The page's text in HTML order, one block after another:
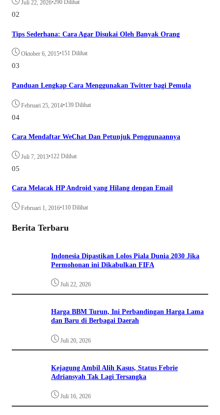
Juli 22, 2026•290 Dilihat
02
Tips Sederhana: Cara Agar Disukai Oleh Banyak Orang
Oktober 6, 2015•151 Dilihat
03
Panduan Lengkap Cara Menggunakan Twitter bagi Pemula
Februari 25, 2014•139 Dilihat
04
Cara Mendaftar WeChat Dan Petunjuk Penggunaannya
Juli 7, 2013•122 Dilihat
05
Cara Melacak HP Android yang Hilang dengan Email
Februari 1, 2016•110 Dilihat
Berita Terbaru
Indonesia Dipastikan Lolos Piala Dunia 2030 Jika
Permohonan ini Dikabulkan FIFA
Juli 22, 2026
Harga BBM Turun, Ini Perbandingan Harga Lama
dan Baru di Berbagai Daerah
Juli 20, 2026
Kejagung Ambil Alih Kasus, Status Febrie
Adriansyah Tak Lagi Tersangka
Juli 16, 2026